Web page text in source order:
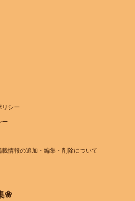
シー
ー
情報の追加・編集・削除について
❀